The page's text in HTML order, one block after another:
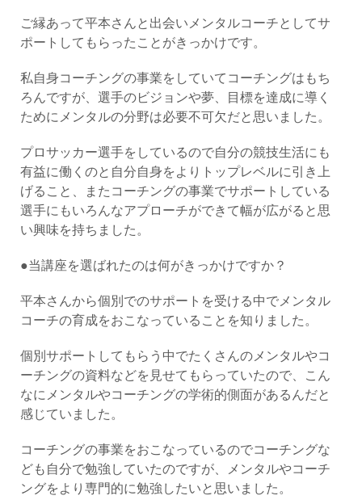
ご縁あって平本さんと出会いメンタルコーチとしてサ
ポートしてもらったことがきっかけです。
私自身コーチングの事業をしていてコーチングはもち
ろんですが、選手のビジョンや夢、目標を達成に導く
ためにメンタルの分野は必要不可欠だと思いました。
プロサッカー選手をしているので自分の競技生活にも
有益に働くのと自分自身をよりトップレベルに引き上
げること、またコーチングの事業でサポートしている
選手にもいろんなアプローチができて幅が広がると思
い興味を持ちました。
●当講座を選ばれたのは何がきっかけですか？
平本さんから個別でのサポートを受ける中でメンタル
コーチの育成をおこなっていることを知りました。
個別サポートしてもらう中でたくさんのメンタルやコ
ーチングの資料などを見せてもらっていたので、こん
なにメンタルやコーチングの学術的側面があるんだと
感じていました。
コーチングの事業をおこなっているのでコーチングな
ども自分で勉強していたのですが、メンタルやコーチ
ングをより専門的に勉強したいと思いました。